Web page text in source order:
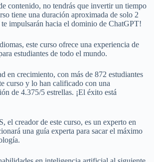
contenido, no tendrás que invertir un tiempo
tiene una duración aproximada de solo 2
te impulsarán hacia el dominio de ChatGPT!
este curso ofrece una experiencia de
estudiantes de todo el mundo.
en crecimiento, con más de 872 estudiantes
curso y lo han calificado con una
de 4.375/5 estrellas. ¡El éxito está
el creador de este curso, es un experto en
una guía experta para sacar el máximo